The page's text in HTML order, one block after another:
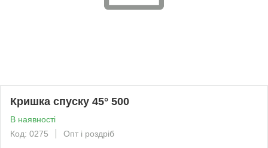
Кришка спуску 45° 500
В наявності
Код: 0275
Опт і роздріб